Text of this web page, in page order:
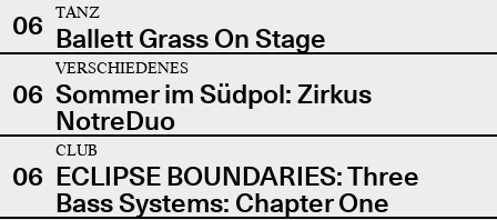
06
TANZ
Ballett Grass On Stage
06
VERSCHIEDENES
Sommer im Südpol: Zirkus
NotreDuo
06
CLUB
ECLIPSE BOUNDARIES: Three
Bass Systems: Chapter One